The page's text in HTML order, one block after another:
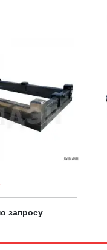
запросу